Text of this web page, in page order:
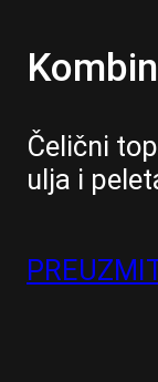
Čelični
ulja i